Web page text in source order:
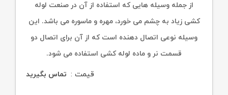
از جمله وسیله هایی که استفاده از آن در صنعت لوله
کشی زیاد به چشم می خورد، مهره و ماسوره می باشد. این
وسیله نوعی اتصال دهنده است که از آن برای اتصال دو
قسمت نر و ماده لوله کشی استفاده می شود.
قیمت : تماس بگیرید